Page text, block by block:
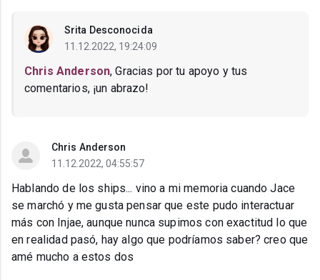
Srita Desconocida
11.12.2022, 19:24:09
Chris Anderson, Gracias por tu apoyo y tus
comentarios, ¡un abrazo!
Chris Anderson
11.12.2022, 04:55:57
Hablando de los ships... vino a mi memoria cuando Jace
se marchó y me gusta pensar que este pudo interactuar
más con Injae, aunque nunca supimos con exactitud lo que
en realidad pasó, hay algo que podríamos saber? creo que
amé mucho a estos dos